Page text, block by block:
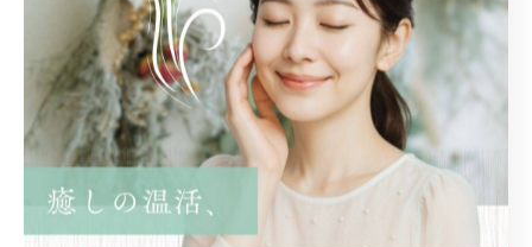
だけでなく愛犬も癒される時間を過ごせます。サロンの
静かな空間で、よもぎの香りに包まれながら愛犬の存在
が心の支えになると感じました。特に、ペット同伴専用
スペースや犬用の配慮が行き届いたサロンでは、どちら
も快適な時間を過ごせるのが特徴です。愛知県のよもぎ
蒸しサロン選びでは、ペットフレンドリーな環境が重要
なポイントとなります。